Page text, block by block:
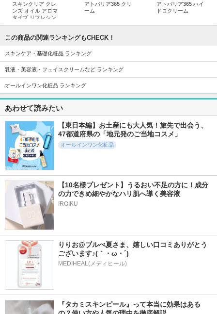
スキンクリア クレ
ンズ オイル アロマ
タイプ リフレシン
グシトラスの香り
アテニア
アトバリア365 クリ
ーム
アトバリア365 ハイ
ドロクリーム
アトバリア365 ハイ
ドロスーディングク
リーム
AESTURA
AESTURA
5.8
12960件
ジェニフィック ア
ルティメ セラム
ランコム
5.5
636件
5.7
5.6
92件
ライントレーニング
スティック
ミスト
洗顔ＡＣ
この商品の関連ランキングもCHECK！
スキンケア・基礎化粧品 ランキング
乳液・美容液・フェイスクリームなど ランキング
オールインワン化粧品 ランキング
あわせて読みたい
【東日本編】お土産にも大人気！旅先で出会う、
47都道府県の「地元発のご当地コスメ」
オールインワン化粧品
【10名様プレゼント】うるおい不足の方に！成分
の力できめ細やかなハリ肌へ導く美容液
IROIKU
りりお@ブルべ夏さま、嬉しい口コミありがとう
ございます♪(｀・ω・´)
MEDIHEAL(メディヒール)
『タカミスキンピール』って本当に効果はある